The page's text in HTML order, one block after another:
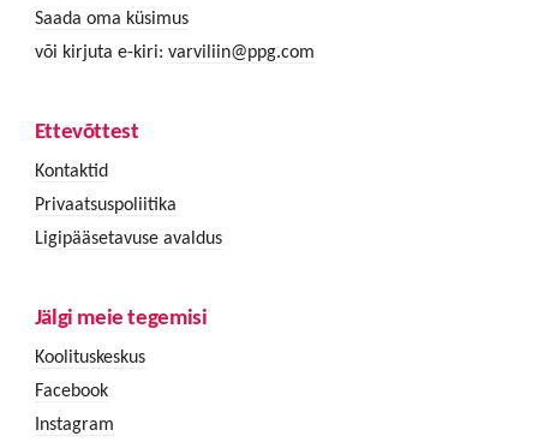
Saada oma küsimus
või kirjuta e-kiri: varviliin@ppg.com
Ettevõttest
Kontaktid
Privaatsuspoliitika
Ligipääsetavuse avaldus
Jälgi meie tegemisi
Koolituskeskus
Facebook
Instagram